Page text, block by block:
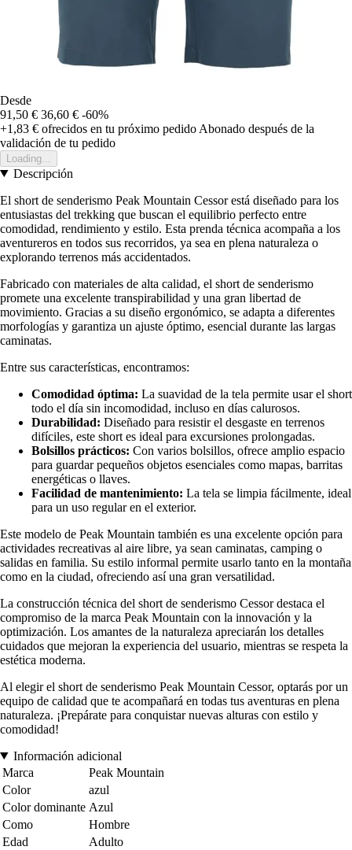
Desde
91,50 € 36,60 € -60%
+1,83 € ofrecidos en tu próximo pedido Abonado después de la
validación de tu pedido
Loading...
Descripción
El short de senderismo Peak Mountain Cessor está diseñado para los
entusiastas del trekking que buscan el equilibrio perfecto entre
comodidad, rendimiento y estilo. Esta prenda técnica acompaña a los
aventureros en todos sus recorridos, ya sea en plena naturaleza o
explorando terrenos más accidentados.
Fabricado con materiales de alta calidad, el short de senderismo
promete una excelente transpirabilidad y una gran libertad de
movimiento. Gracias a su diseño ergonómico, se adapta a diferentes
morfologías y garantiza un ajuste óptimo, esencial durante las largas
caminatas.
Entre sus características, encontramos:
Comodidad óptima: La suavidad de la tela permite usar el short
todo el día sin incomodidad, incluso en días calurosos.
Durabilidad: Diseñado para resistir el desgaste en terrenos
difíciles, este short es ideal para excursiones prolongadas.
Bolsillos prácticos: Con varios bolsillos, ofrece amplio espacio
para guardar pequeños objetos esenciales como mapas, barritas
energéticas o llaves.
Facilidad de mantenimiento: La tela se limpia fácilmente, ideal
para un uso regular en el exterior.
Este modelo de Peak Mountain también es una excelente opción para
actividades recreativas al aire libre, ya sean caminatas, camping o
salidas en familia. Su estilo informal permite usarlo tanto en la montaña
como en la ciudad, ofreciendo así una gran versatilidad.
La construcción técnica del short de senderismo Cessor destaca el
compromiso de la marca Peak Mountain con la innovación y la
optimización. Los amantes de la naturaleza apreciarán los detalles
cuidados que mejoran la experiencia del usuario, mientras se respeta la
estética moderna.
Al elegir el short de senderismo Peak Mountain Cessor, optarás por un
equipo de calidad que te acompañará en todas tus aventuras en plena
naturaleza. ¡Prepárate para conquistar nuevas alturas con estilo y
comodidad!
Información adicional
Marca
Peak Mountain
Color
azul
Color dominante Azul
Como
Hombre
Edad
Adulto